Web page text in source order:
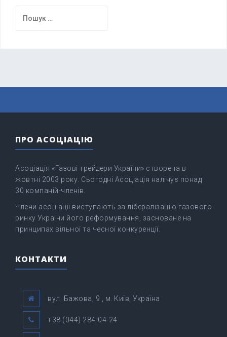
ПРО АСОЦІАЦІЮ
Асоціація «Газові трейдери України» створена в
жовтні 2003 року. Сьогодні Асоціація налічує понад
30 компаній-членів.
Члени асоціації виступають за лібералізацію газового
ринку України його реформування, засноване на
принципах вільної та чесної конкуренції.
КОНТАКТИ
вул. Бажова, 9 , м. Київ, Україна
+38 (044) 284-04-24